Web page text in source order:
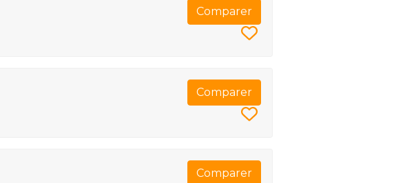
Comparer
Comparer
Comparer